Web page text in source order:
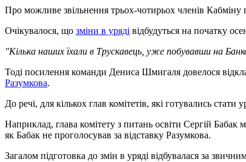
Про можливе звільнення трьох-чотирьох членів Кабміну
Очікувалося, що зміни в уряді відбудуться на початку
"Кілька наших їхали в Трускавець, уже побувавши на
Тоді посилення команди Дениса Шмигаля довелося
Разумкова.
До речі, для кількох глав комітетів, які готувались
Наприклад, глава комітету з питань освіти Сергій
як Бабак не проголосував за відставку Разумкова.
Загалом підготовка до змін в уряді відбувалася за